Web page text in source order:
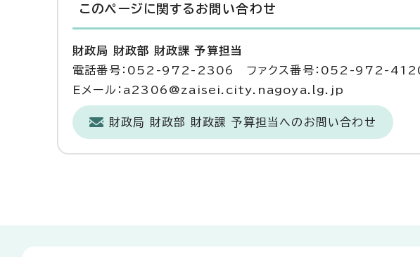
このページに関する お問い合わせ
財政局 財政部 財政課 予算担当
電話番号：052-972-2306 ファクス番号：052-972-
Eメール：a2306@zaisei.city.nagoya.lg.jp
財政局 財政部 財政課 予算担当へのお問い合わせ